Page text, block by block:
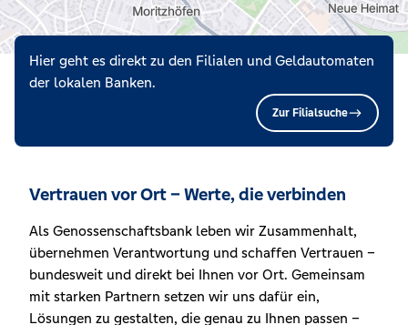
Hier geht es direkt zu den Filialen und Geldautomaten
der lokalen Banken.
Zur Filialsuche
Vertrauen vor Ort – Werte, die verbinden
Als Genossenschaftsbank leben wir Zusammenhalt,
übernehmen Verantwortung und schaffen Vertrauen –
bundesweit und direkt bei Ihnen vor Ort. Gemeinsam
mit starken Partnern setzen wir uns dafür ein,
Lösungen zu gestalten, die genau zu Ihnen passen –